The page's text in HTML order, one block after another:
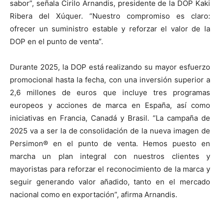
sabor”, señala Cirilo Arnandis, presidente de la DOP Kaki
Ribera del Xúquer. “Nuestro compromiso es claro:
ofrecer un suministro estable y reforzar el valor de la
DOP en el punto de venta”.
Durante 2025, la DOP está realizando su mayor esfuerzo
promocional hasta la fecha, con una inversión superior a
2,6 millones de euros que incluye tres programas
europeos y acciones de marca en España, así como
iniciativas en Francia, Canadá y Brasil. “La campaña de
2025 va a ser la de consolidación de la nueva imagen de
Persimon® en el punto de venta. Hemos puesto en
marcha un plan integral con nuestros clientes y
mayoristas para reforzar el reconocimiento de la marca y
seguir generando valor añadido, tanto en el mercado
nacional como en exportación”, afirma Arnandis.